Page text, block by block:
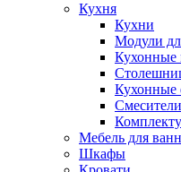
Кухня
Кухни
Модули
Кухонные
Кухонные
Мебель для
Шкафы